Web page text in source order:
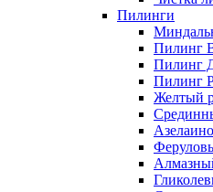
Пилинги
Пилинг
Пилинг
Пилинг
Желтый